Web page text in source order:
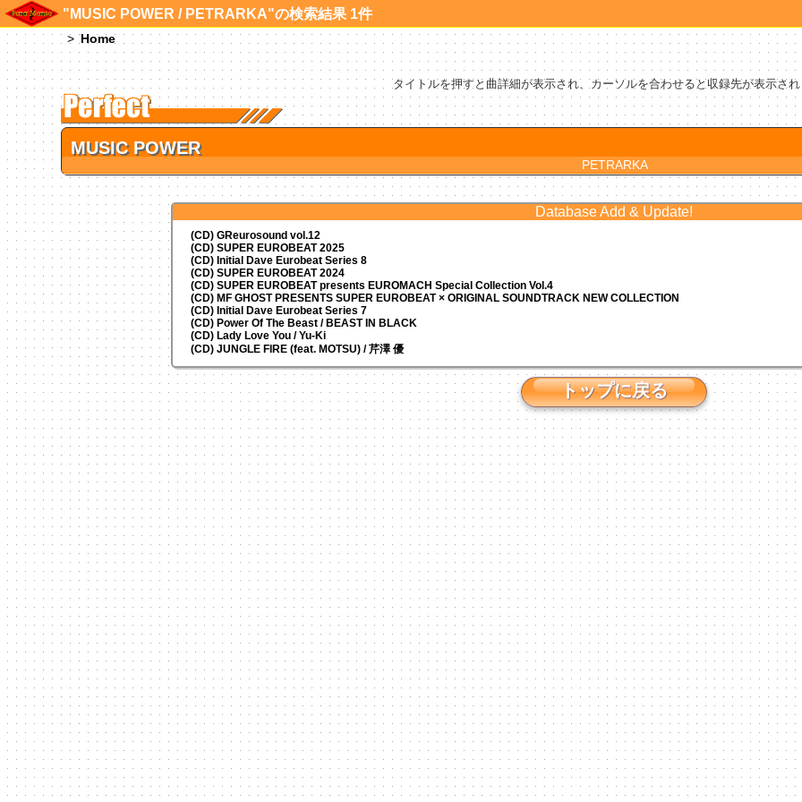
"MUSIC POWER / PETRARKA"の検索結果 1件
Home
タイトルを押すと曲詳細が表示され、カーソルを合わせると収録先が表示さ
MUSIC POWER
PETRARKA
Database Add & Update!
(CD) GReurosound vol.12
(CD) SUPER EUROBEAT 2025
(CD) Initial Dave Eurobeat Series 8
(CD) SUPER EUROBEAT 2024
(CD)SUPER EUROBEAT presentsEUROMACH Special Collection Vol.4
(CD) MF GHOST PRESENTS SUPER EUROBEAT × ORIGINAL SOUNDTRACK NEW COLLECTION
(CD) Initial Dave Eurobeat Series 7
(CD) Power Of The Beast / BEAST IN BLACK
(CD) Lady Love You / Yu-Ki
(CD) JUNGLE FIRE (feat. MOTSU) / 芹澤 優
トップに戻る